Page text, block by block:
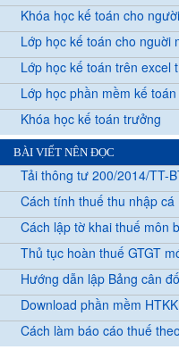
Khóa học kế toán cho
Lớp học kế toán cho nguời
Lớp học kế toán trên excel
Lớp học phần mềm kế
Khóa học kế toán trưởng
BÀI VIẾT NÊN ĐỌC
Tải thông tư 200/2014/TT-
Cách tính thuế thu nhập
Cách lập tờ khai thuế môn
Thủ tục hoàn thuế GTGT
Hướng dẫn lập Bảng cân
Download phần mềm
Cách làm báo cáo thuế